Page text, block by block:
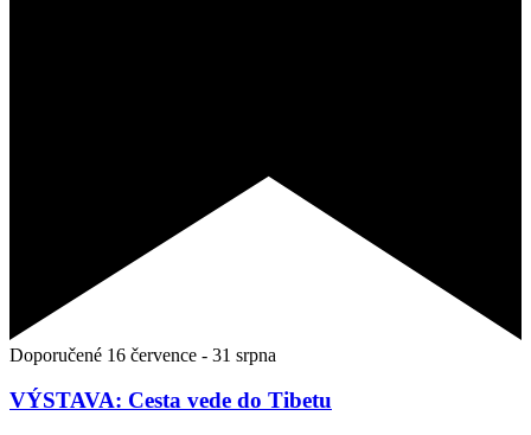
Doporučené 16 července - 31 srpna
VÝSTAVA: Cesta vede do Tibetu